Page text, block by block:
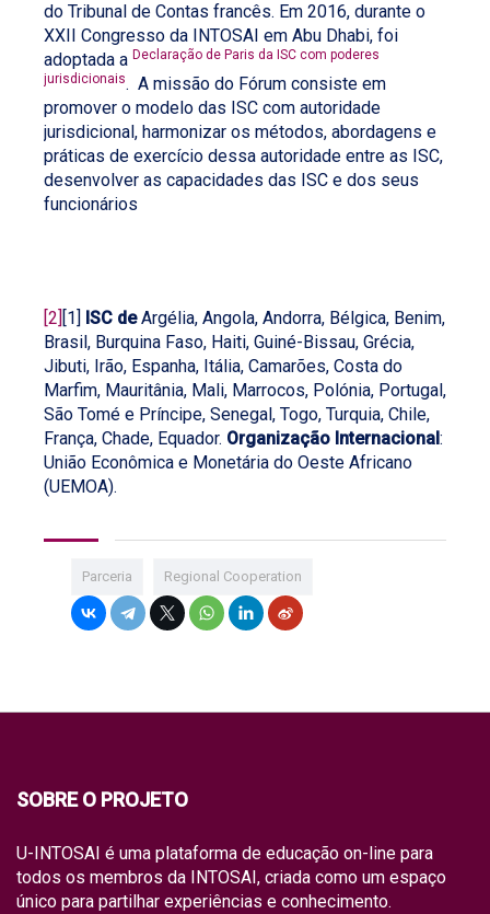
do Tribunal de Contas francês. Em 2016, durante o
XXII Congresso da INTOSAI em Abu Dhabi, foi
adoptada a Declaração de Paris da ISC com poderes
jurisdicionais. A missão do Fórum consiste em
promover o modelo das ISC com autoridade
jurisdicional, harmonizar os métodos, abordagens e
práticas de exercício dessa autoridade entre as ISC,
desenvolver as capacidades das ISC e dos seus
funcionários
[2] [1] ISC deArgélia, Angola, Andorra, Bélgica, Benim,
Brasil, Burquina Faso, Haiti, Guiné-Bissau, Grécia,
Jibuti, Irão, Espanha, Itália, Camarões, Costa do
Marfim, Mauritânia, Mali, Marrocos, Polónia, Portugal,
São Tomé e Príncipe, Senegal, Togo, Turquia, Chile,
França, Chade, Equador. Organização Internacional :
União Econômica e Monetária do Oeste Africano
(UEMOA).
Parceria Regional Cooperation
SOBRE O PROJETO
U-INTOSAI é uma plataforma de educação on-line para
todos os membros da INTOSAI, criada como um espaço
único para partilhar experiências e conhecimento.